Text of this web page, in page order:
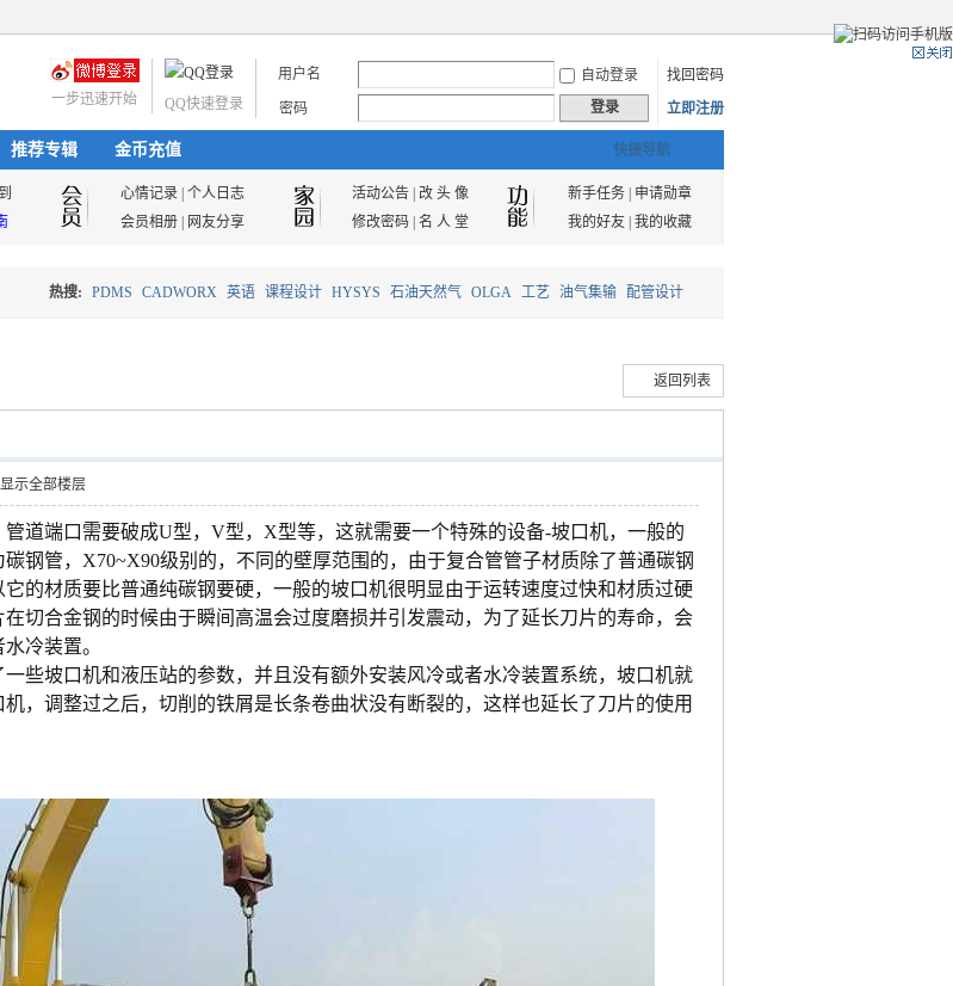
用户名 自动登录
找回密码
密码
登录 立即注册
QQ快速登录
一步迅速开始
快捷导航
推荐专辑 金币充值
心情记录 个人日志 活动公告| 改 头 像 新手任务|
申请勋章
会员相册 网友分享 修改密码| 名 人 堂 我的好友| 我的收藏
热搜: PDMS CADWORX 英语 课程设计 HYSYS 石油天然气 OLGA 工艺 油气集输 配管设计
返回列表
显示全部楼层
道端口需要破成U型，V型，X型等，这就需要一个特殊的设备-坡口机，一般的
钢管，X70~X90级别的，不同的壁厚范围的，由于复合管管子材质除了普通碳钢
的材质要比普通纯碳钢要硬，一般的坡口机很明显由于运转速度过快和材质过硬
切合金钢的时候由于瞬间高温会过度磨损并引发震动，为了延长刀片的寿命，会
冷装置。
些坡口机和液压站的参数，并且没有额外安装风冷或者水冷装置系统，坡口机就
，调整过之后，切削的铁屑是长条卷曲状没有断裂的，这样也延长了刀片的使用